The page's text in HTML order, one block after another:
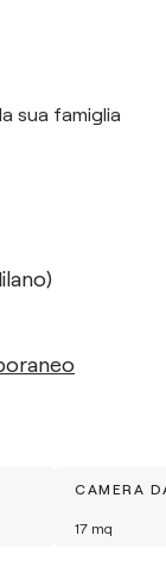
sua famiglia
CAMERA
17 mq